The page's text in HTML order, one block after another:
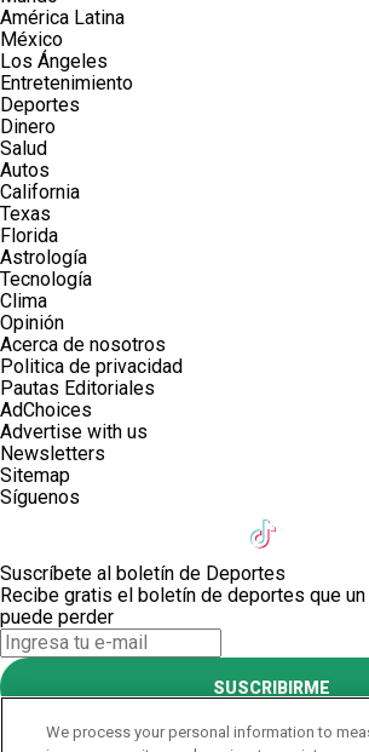
América Latina
México
Los Ángeles
Entretenimiento
Deportes
Dinero
Salud
Autos
California
Texas
Florida
Astrología
Tecnología
Clima
Opinión
Acerca de nosotros
Politica de privacidad
Pautas Editoriales
AdChoices
Advertise with us
Newsletters
Sitemap
Síguenos
Suscríbete al boletín de Deportes
Recibe gratis el boletín de deportes que
puede perder
SUSCRIBIRME
Este sitio está protegido por reCAPTCHA y
We process your personal information to